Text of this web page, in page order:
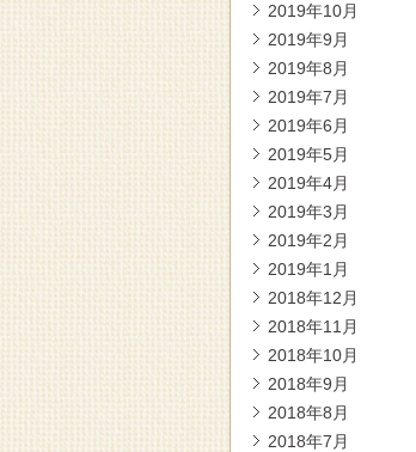
2019年10月
2019年9月
2019年8月
2019年7月
2019年6月
2019年5月
2019年4月
2019年3月
2019年2月
2019年1月
2018年12月
2018年11月
2018年10月
2018年9月
2018年8月
2018年7月